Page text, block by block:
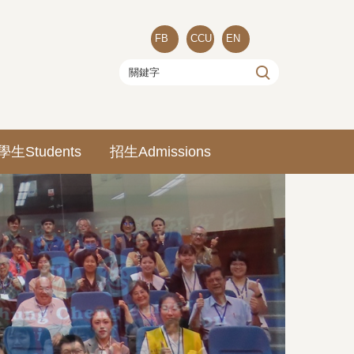
FB CCU EN
生Students 招生Admissions